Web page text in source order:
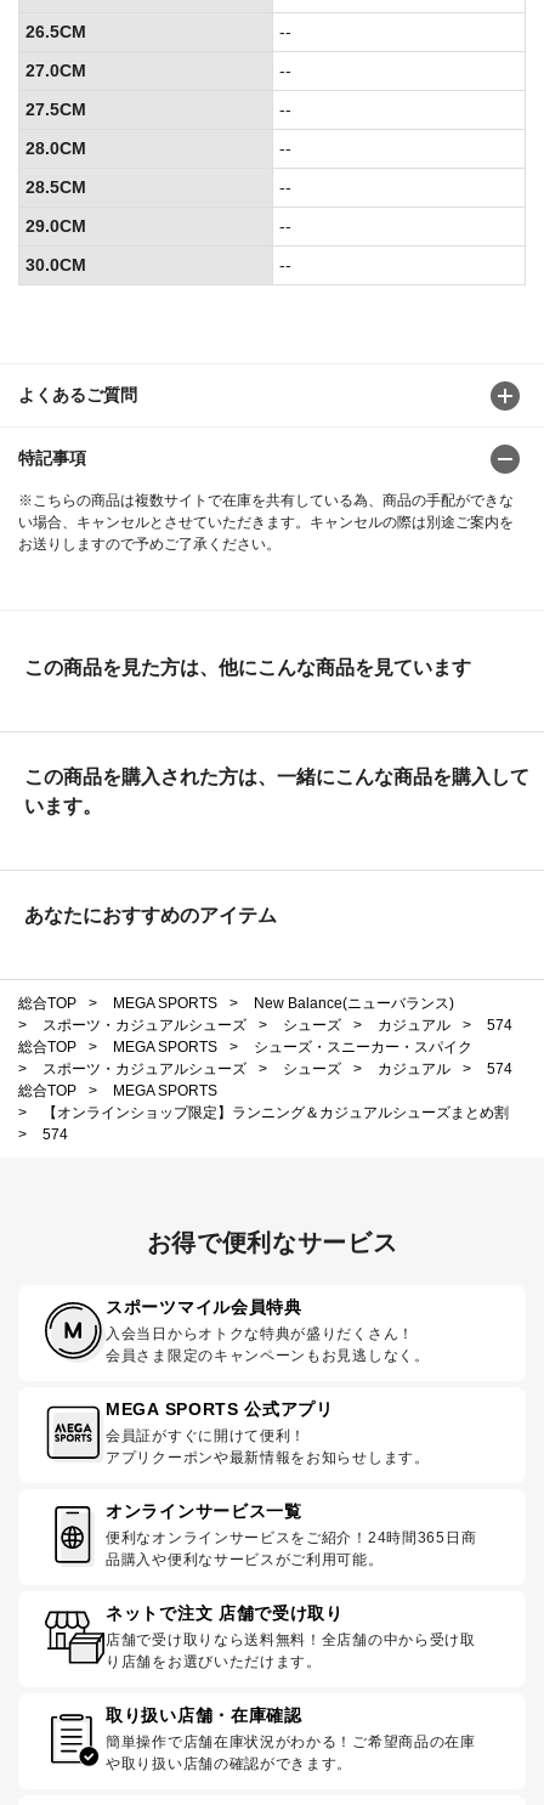
よくあるご質問
特記事項
※こちらの商品は複数サイトで在庫を共有している為、商品の手配ができな
い場合、キャンセルとさせていただきます。キャンセルの際は別途ご案内を
お送りしますので予めご了承ください。
26.5CM
--
27.0CM
--
27.5CM
--
28.0CM
--
28.5CM
--
29.0CM
--
30.0CM
--
この商品を見た方は、他にこんな商品を見ています
この商品を購入された方は、一緒にこんな商品を購入して
います。
あなたにおすすめのアイテム
総合TOP > MEGA SPORTS >
New Balance(ニューバランス)
>
スポーツ・カジュアルシューズ > シューズ > カジュアル >
574
総合TOP
> MEGA SPORTS >
シューズ・スニーカー・スパイク
>
スポーツ・カジュアルシューズ > シューズ > カジュアル >
574
総合TOP
>
MEGA SPORTS
>
【オンラインショップ限定】ランニング＆カジュアルシューズまとめ割
>
574
お得で便利なサービス
スポーツマイル会員特典
入会当日からオトクな特典が盛りだくさん！
会員さま限定のキャンペーンもお見逃しなく。
MEGA SPORTS 公式アプリ
会員証がすぐに開けて便利！
アプリクーポンや最新情報をお知らせします。
オンラインサービス一覧
便利なオンラインサービスをご紹介！24時間365日商
品購入や便利なサービスがご利用可能。
ネットで注文 店舗で受け取り
店舗で受け取りなら送料無料！全店舗の中から受け取
り店舗をお選びいただけます。
取り扱い店舗・在庫確認
簡単操作で店舗在庫状況がわかる！ご希望商品の在庫
や取り扱い店舗の確認ができます。